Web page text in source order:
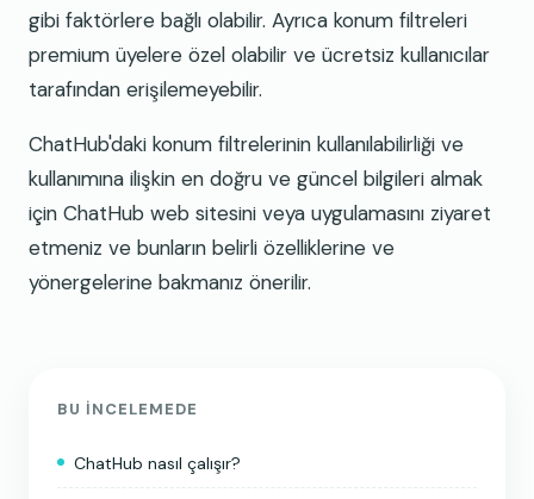
gibi faktörlere bağlı olabilir. Ayrıca konum filtreleri
premium üyelere özel olabilir ve ücretsiz kullanıcılar
tarafından erişilemeyebilir.
ChatHub'daki konum filtrelerinin kullanılabilirliği ve
kullanımına ilişkin en doğru ve güncel bilgileri almak
için ChatHub web sitesini veya uygulamasını ziyaret
etmeniz ve bunların belirli özelliklerine ve
yönergelerine bakmanız önerilir.
BU INCELEMEDE
ChatHub nasıl çalışır?